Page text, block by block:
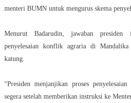
menteri BUMN untuk mengurus skema
Menurut Badarudin, jawaban
penyelesaian konflik agraria di
katung.
“Presiden menjanjikan proses
segera setelah memberikan instruksi ke